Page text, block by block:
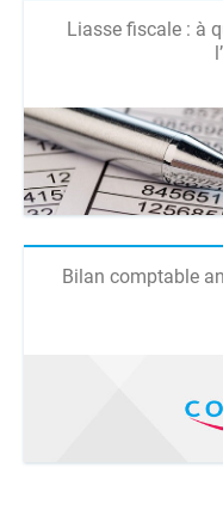
Liasse fiscale : à
Bilan comptable